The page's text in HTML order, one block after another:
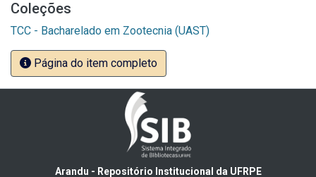
Coleções
TCC - Bacharelado em Zootecnia (UAST)
Página do item completo
Arandu - Repositório Institucional da UFRPE